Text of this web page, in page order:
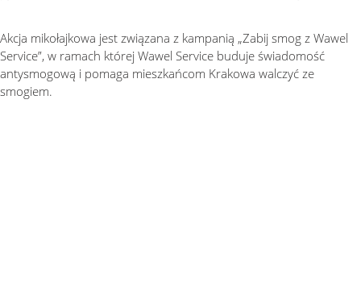
Akcja mikołajkowa jest związana z kampanią „Zabij smog z Wawel
Service”, w ramach której Wawel Service buduje świadomość
antysmogową i pomaga mieszkańcom Krakowa walczyć ze
smogiem.